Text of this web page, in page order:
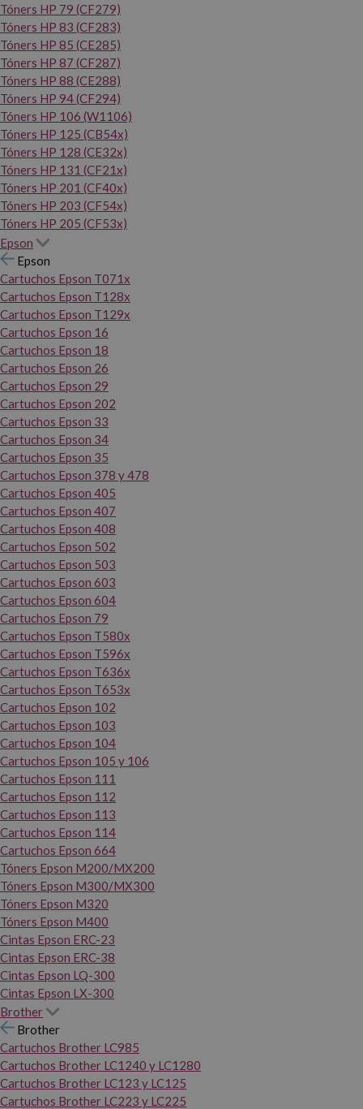
Tóners HP 79 (CF279)
Tóners HP 83 (CF283)
Tóners HP 85 (CE285)
Tóners HP 87 (CF287)
Tóners HP 88 (CE288)
Tóners HP 94 (CF294)
Tóners HP 106 (W1106)
Tóners HP 125 (CB54x)
Tóners HP 128 (CE32x)
Tóners HP 131 (CF21x)
Tóners HP 201 (CF40x)
Tóners HP 203 (CF54x)
Tóners HP 205 (CF53x)
Epson
Epson
Cartuchos Epson T071x
Cartuchos Epson T128x
Cartuchos Epson T129x
Cartuchos Epson 16
Cartuchos Epson 18
Cartuchos Epson 26
Cartuchos Epson 29
Cartuchos Epson 202
Cartuchos Epson 33
Cartuchos Epson 34
Cartuchos Epson 35
Cartuchos Epson 378 y 478
Cartuchos Epson 405
Cartuchos Epson 407
Cartuchos Epson 408
Cartuchos Epson 502
Cartuchos Epson 503
Cartuchos Epson 603
Cartuchos Epson 604
Cartuchos Epson 79
Cartuchos Epson T580x
Cartuchos Epson T596x
Cartuchos Epson T636x
Cartuchos Epson T653x
Cartuchos Epson 102
Cartuchos Epson 103
Cartuchos Epson 104
Cartuchos Epson 105 y 106
Cartuchos Epson 111
Cartuchos Epson 112
Cartuchos Epson 113
Cartuchos Epson 114
Cartuchos Epson 664
Tóners Epson M200/MX200
Tóners Epson M300/MX300
Tóners Epson M320
Tóners Epson M400
Cintas Epson ERC-23
Cintas Epson ERC-38
Cintas Epson LQ-300
Cintas Epson LX-300
Brother
Brother
Cartuchos Brother LC985
Cartuchos Brother LC1240 y LC1280
Cartuchos Brother LC123 y LC125
Cartuchos Brother LC223 y LC225